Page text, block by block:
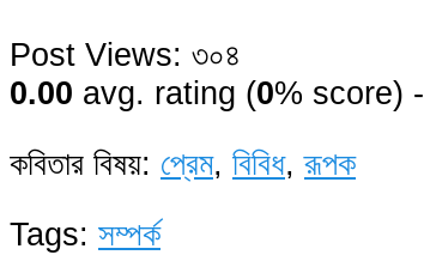
Post Views: ৩০৪
0.00 avg. rating (0% score) -
কবিতার বিষয়: প্রেম, বিবিধ,রূপক
Tags: সম্পর্ক